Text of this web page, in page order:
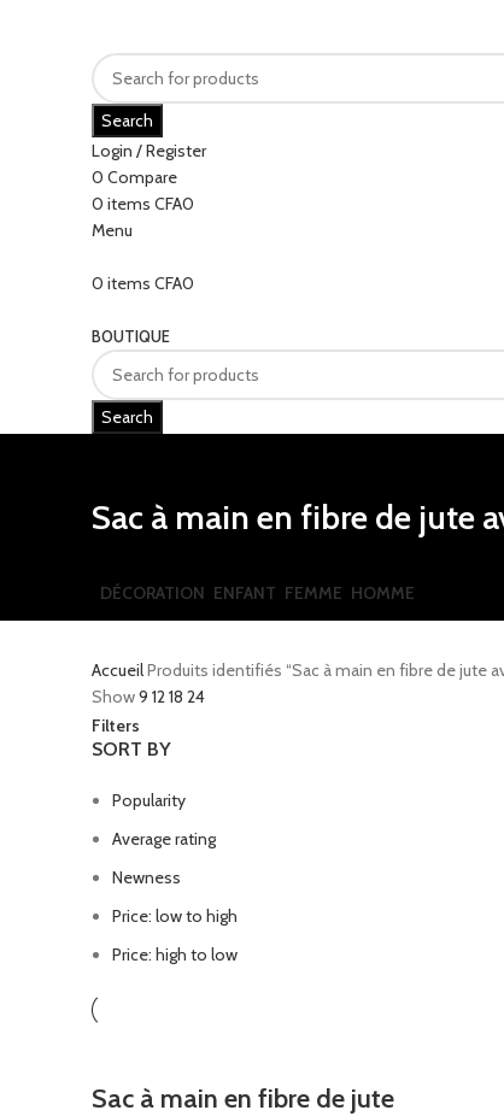
Search
Login / Register
0 Compare
0 items CFA0
Menu
0 items CFA0
BOUTIQUE
Search
Sac à main en fibre de jute
DÉCORATION ENFANT FEMME HOMME
AccueilProduits identifiés “Sac à main en fibre de jute
Show9 1218 24
Filters
SORT BY
Popularity
Average rating
Newness
Price: low to high
Price: high to low
Sac à main en fibre de jute